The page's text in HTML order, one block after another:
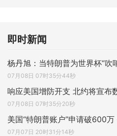
即时新闻
杨丹旭：当特朗普为世界杯“吹
07月08日 07时35分44秒
响应美国增防开支 北约将宣布
07月08日 07时35分20秒
美国“特朗普账户”申请破600
07月07日 20时31分14秒